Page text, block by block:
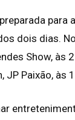
para
dois dias.
Show,
JP Paixão, às